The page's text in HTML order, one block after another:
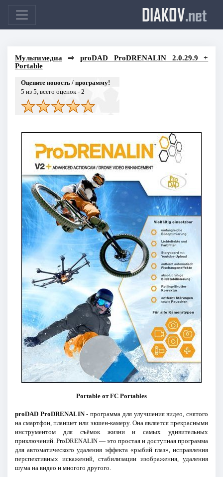
DIAKOV.net
Мультимедиа ⇒proDAD ProDRENALIN 2.0.29.9 +
Portable
Оцените новость / программу!
5 из 5, всего оценок - 2
Portable от FC Portables
proDAD ProDRENALIN- программа для улучшения видео, снятого
на смартфон, планшет или экшен-камеру. Она является прекрасными
инструментом для съёмок жизни и самых удивительных
приключений. ProDRENALIN — это простая и доступная программа
для автоматического удаления эффекта «рыбий глаз», исправления
перспективных искажений, стабилизации изображения, удаления
шума на видео и многого другого.